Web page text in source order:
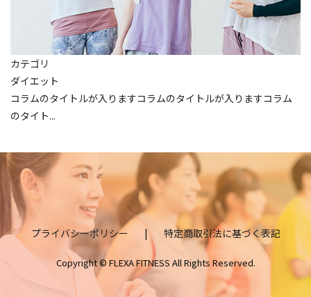
カテゴリ
ダイエット
コラムのタイトルが入りますコラムのタイトルが入りますコラム
のタイト...
プライバシーポリシー | 特定商取引法に基づく表記
Copyright © FLEXA FITNESS All Rights Reserved.